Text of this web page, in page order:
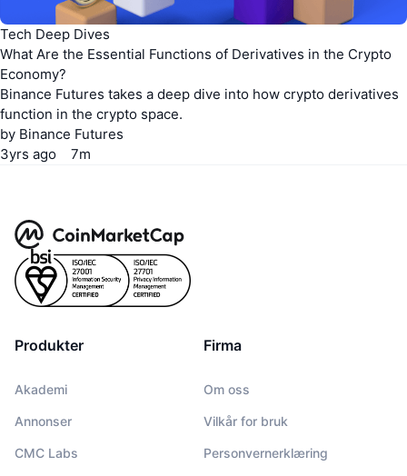
Tech Deep Dives
What Are the Essential Functions of Derivatives in the Crypto
Economy?
Binance Futures takes a deep dive into how crypto derivatives
function in the crypto space.
by Binance Futures
3yrs ago 7m
Produkter
Akademi
Annonser
CMC Labs
Firma
Om oss
Vilkår for bruk
Personvernerklæring